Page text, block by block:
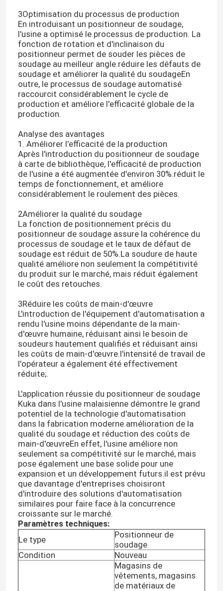
À la maison
Produits
3Optimisation du processus de production
En introduisant un positionneur de soudage,
l'usine a optimisé le processus de production. La
fonction de rotation et d'inclinaison du
positionneur permet de souder les pièces de
soudage au meilleur angle.réduire les défauts de
soudage et améliorer la qualité du soudageEn
outre, le processus de soudage automatisé
raccourcit considérablement le cycle de
production et améliore l'efficacité globale de la
production.
Analyse des avantages
1. Améliorer l'efficacité de la production
Après l'introduction du positionneur de soudage
à carte de bibliothèque, l'efficacité de production
de l'usine a été augmentée d'environ 30%.réduit le
temps de fonctionnement, et améliore
considérablement le roulement des pièces.
2Améliorer la qualité du soudage
La fonction de positionnement précis du
positionneur de soudage assure la cohérence du
processus de soudage et le taux de défaut de
soudage est réduit de 50%.La soudure de haute
qualité améliore non seulement la compétitivité
du produit sur le marché, mais réduit également
le coût des retouches.
3Réduire les coûts de main-d'œuvre
L'introduction de l'équipement d'automatisation a
rendu l'usine moins dépendante de la main-
d'œuvre humaine, réduisant ainsi le besoin de
soudeurs hautement qualifiés et réduisant ainsi
les coûts de main-d'œuvre.l'intensité de travail de
l'opérateur a également été effectivement
réduite;.
L'application réussie du positionneur de soudage
Kuka dans l'usine malaisienne démontre le grand
potentiel de la technologie d'automatisation
dans la fabrication moderne.amélioration de la
qualité du soudage et réduction des coûts de
main-d'œuvreEn effet, l'usine améliore non
seulement sa compétitivité sur le marché, mais
pose également une base solide pour une
expansion et un développement futurs.il est prévu
que davantage d'entreprises choisiront
d'introduire des solutions d'automatisation
similaires pour faire face à la concurrence
croissante sur le marché.
Paramètres techniques:
Le type
Positionneur de
soudage
Condition
Nouveau
Magasins de
vêtements, magasins
de matériaux de